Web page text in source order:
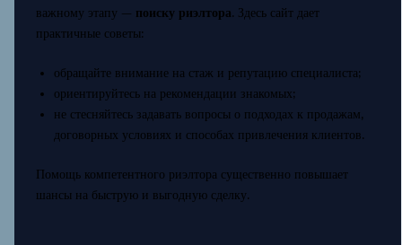
важному этапу — поиску риэлтора. Здесь сайт дает
практичные советы:
обращайте внимание на стаж и репутацию специалиста;
ориентируйтесь на рекомендации знакомых;
не стесняйтесь задавать вопросы о подходах к продажам,
договорных условиях и способах привлечения клиентов.
Помощь компетентного риэлтора существенно повышает
шансы на быструю и выгодную сделку.